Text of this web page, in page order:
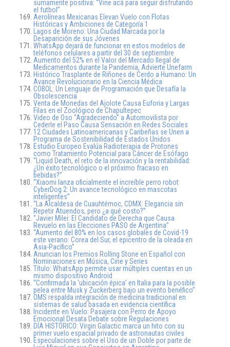
sumamente positiva: “Vine acá para seguir disfrutando
el futbol”
Aerolíneas Mexicanas Elevan Vuelo con Flotas
Históricas y Ambiciones de Categoría 1
Lagos de Moreno: Una Ciudad Marcada por la
Desaparición de sus Jóvenes
WhatsApp dejará de funcionar en estos modelos de
teléfonos celulares a partir del 30 de septiembre
Aumento del 52% en el Valor del Mercado Ilegal de
Medicamentos durante la Pandemia, Advierte Unefarm
Histórico Trasplante de Riñones de Cerdo a Humano: Un
Avance Revolucionario en la Ciencia Médica
COBOL: Un Lenguaje de Programación que Desafía la
Obsolescencia
Venta de Monedas del Ajolote Causa Euforia y Largas
Filas en el Zoológico de Chapultepec
Video de Oso “Agradeciendo” a Automovilista por
Cederle el Paso Causa Sensación en Redes Sociales
12 Ciudades Latinoamericanas y Caribeñas se Unen a
Programa de Sostenibilidad de Estados Unidos
Estudio Europeo Evalúa Radioterapia de Protones
como Tratamiento Potencial para Cáncer de Esófago
“Liquid Death, el reto de la innovación y la rentabilidad:
¿Un éxito tecnológico o el próximo fracaso en
bebidas?”
“Xiaomi lanza oficialmente el increíble perro robot
CyberDog 2: Un avance tecnológico en mascotas
inteligentes”
“La Alcaldesa de Cuauhtémoc, CDMX: Elegancia sin
Repetir Atuendos, pero ¿a qué costo?”
“Javier Milei: El Candidato de Derecha que Causa
Revuelo en las Elecciones PASO de Argentina”
“Aumento del 80% en los casos globales de Covid-19
este verano: Corea del Sur, el epicentro de la oleada en
Asia-Pacífico”
Anuncian los Premios Rolling Stone en Español con
Nominaciones en Música, Cine y Series
Título: WhatsApp permite usar múltiples cuentas en un
mismo dispositivo Android
“Confirmada la ‘ubicación épica’ en Italia para la posible
pelea entre Musk y Zuckerberg bajo un evento benéfico”
OMS respalda integración de medicina tradicional en
sistemas de salud basada en evidencia científica
Incidente en Vuelo: Pasajera con Perro de Apoyo
Emocional Desata Debate sobre Regulaciones
DÍA HISTÓRICO: Virgin Galactic marca un hito con su
primer vuelo espacial privado de astronautas civiles
Especulaciones sobre el Uso de un Doble por parte de